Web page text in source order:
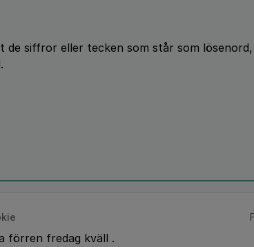
de siffror eller tecken som står som
förren fredag kväll .